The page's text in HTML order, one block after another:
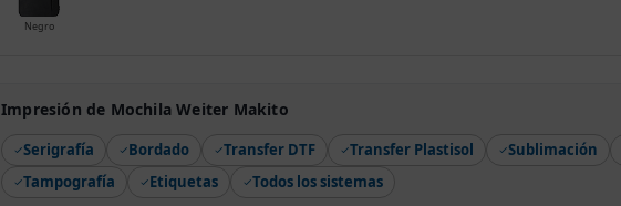
Negro
Impresión de Mochila Weiter Makito
Serigrafía Bordado Transfer DTF Transfer Plastisol Sublimación
Tampografía
Etiquetas Todos los sistemas